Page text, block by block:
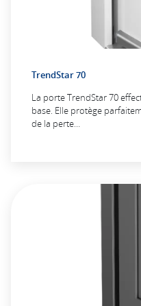
TrendStar 70
La porte TrendStar 70
base. Elle protège
de la perte…